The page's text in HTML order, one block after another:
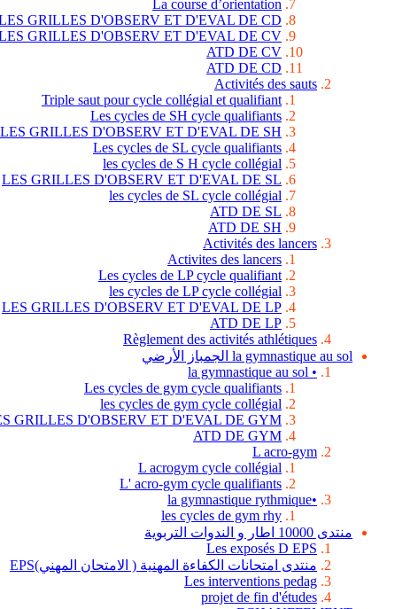
La course d’orientation
GRILLES D'OBSERV ET D'EVAL DE CD
GRILLES D'OBSERV ET D'EVAL DE CV
ATD DE CV
ATD DE CD
Activités des sauts
Triple saut pour cycle collégial et qualifiant
Les cycles de SH cycle qualifiants
LES GRILLES D'OBSERV ET D'EVAL DE SH
Les cycles de SL cycle qualifiants
les cycles de S H cycle collégial
LES GRILLES D'OBSERV ET D'EVAL DE SL
les cycles de SL cycle collégial
ATD DE SL
ATD DE SH
Activités des lancers
Activites des lancers
Les cycles de LP cycle qualifiant
les cycles de LP cycle collégial
LES GRILLES D'OBSERV ET D'EVAL DE LP
ATD DE LP
Règlement des activités athlétiques
la gymnastique au sol الجمباز الأرضي
• la gymnastique au sol
Les cycles de gym cycle qualifiants
les cycles de gym cycle collégial
GRILLES D'OBSERV ET D'EVAL DE GYM
ATD DE GYM
L acro-gym
L acrogym cycle collégial
L' acro-gym cycle qualifiants
•la gymnastique rythmique
les cycles de gym rhy
منتدى 10000 اطار و الندوات التربوية
Les exposés D EPS
منتدى امتحانات الكفاءة المهنية ( الامتحان المهني)EPS
Les interventions pedag
projet de fin d'études